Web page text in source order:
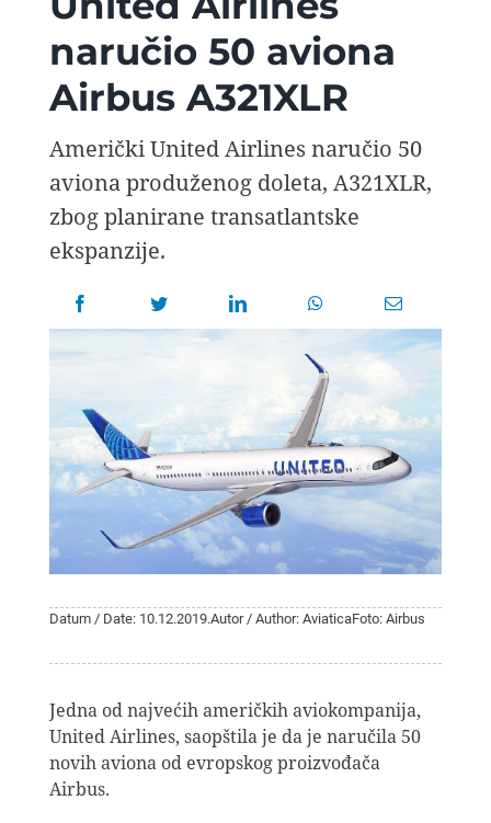
AVIOPEDIA
SPECIJAL
FOTO PRIČA
AGENT
naručio 50 aviona
Airbus A321XLR
Američki United Airlines naručio 50
aviona produženog doleta, A321XLR,
zbog planirane transatlantske
ekspanzije.
Datum / Date: 10.12.2019.Autor / Author: AviaticaFoto: Airbus
Jedna od najvećih američkih aviokompanija,
United Airlines, saopštila je da je naručila 50
novih aviona od evropskog proizvođača
Airbus.